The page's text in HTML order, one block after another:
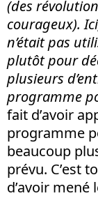
(des
courageux).
n’était pas
plutôt pour
plusieurs
programme
fait d’avoir
programme
beaucoup
prévu. C’est
d’avoir mené